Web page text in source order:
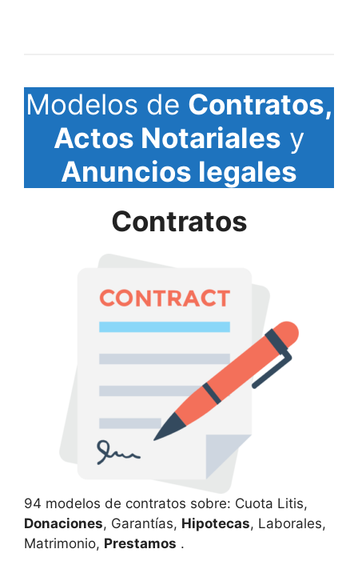
Modelos de Contratos,
Actos Notariales y
Anuncios legales
Contratos
94 modelos de contratos sobre: Cuota Litis,
Donaciones, Garantías, Hipotecas, Laborales,
Matrimonio, Prestamos .